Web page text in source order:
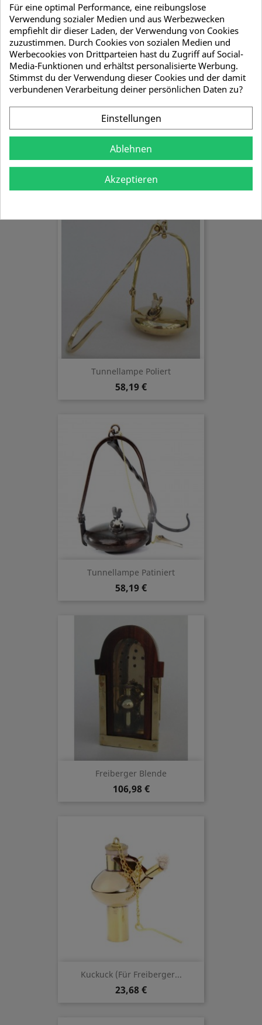
Tönnchen Karbidlampe
64,14 €
Tunnellampe Poliert
58,19 €
Tunnellampe Patiniert
58,19 €
Freiberger Blende
106,98 €
Kuckuck (für Freiberger...
23,68 €
Für eine optimal Performance, eine reibungslose
Verwendung sozialer Medien und aus Werbezwecken
empfiehlt dir dieser Laden, der Verwendung von Cookies
zuzustimmen. Durch Cookies von sozialen Medien und
Werbecookies von Drittparteien hast du Zugriff auf Social-
Media-Funktionen und erhältst personalisierte Werbung.
Stimmst du der Verwendung dieser Cookies und der damit
verbundenen Verarbeitung deiner persönlichen Daten zu?
Einstellungen
Ablehnen
Akzeptieren